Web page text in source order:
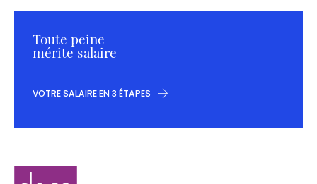
Toute peine
mérite salaire
VOTRE SALAIRE EN 3 ÉTAPES
Navigation
Elaee